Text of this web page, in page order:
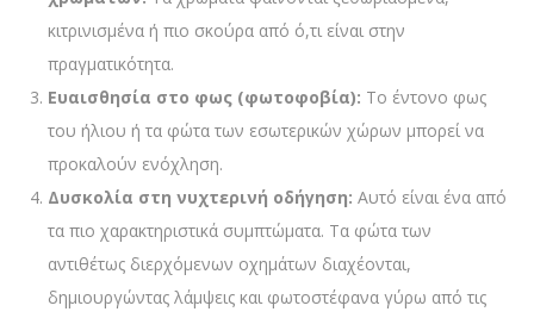
κιτρινισμένα ή πιο σκούρα από ό,τι είναι στην
πραγματικότητα.
Ευαισθησία στο φως (φωτοφοβία): Το έντονο φως
του ήλιου ή τα φώτα των εσωτερικών χώρων μπορεί να
προκαλούν ενόχληση.
Δυσκολία στη νυχτερινή οδήγηση: Αυτό είναι ένα από
τα πιο χαρακτηριστικά συμπτώματα. Τα φώτα των
αντιθέτως διερχόμενων οχημάτων διαχέονται,
δημιουργώντας λάμψεις και φωτοστέφανα γύρω από τις